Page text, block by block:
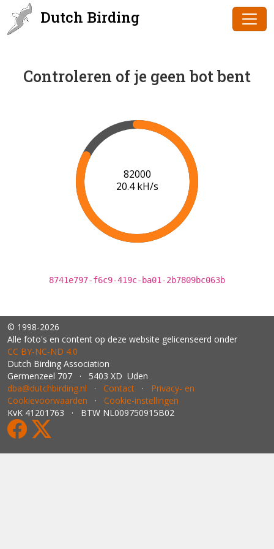
Dutch Birding
Controleren of je geen bot bent
83000
20.4 kH/s
8741e797-f6c9-419c-ba01-2b7809bc063b
© 1998-2026
Alle foto's en content op deze website gelicenseerd onder
CC BY‑NC‑ND 4.0
Dutch Birding Association
Germenzeel 707 · 5403 XD Uden
dba@dutchbirding.nl · Contact · Privacy- en
Cookievoorwaarden · Cookie-instellingen
KvK 41201763 · BTW NL009750915B02